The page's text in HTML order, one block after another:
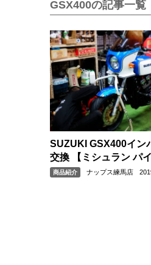
GSX400の記事一覧
SUZUKI GSX400イン
交換 【ミシュラン パ
ート ラジアル】
商品紹介 ナップス練馬店